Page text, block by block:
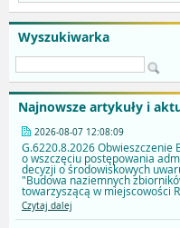
Wyszukiwarka
Najnowsze artykuły i
2026-08-07 12:08:09
G.6220.8.2026 Obwieszczenie
o wszczęciu postępowania
decyzji o środowiskowych
"Budowa naziemnych
towarzyszącą w miejscowości
Czytaj dalej